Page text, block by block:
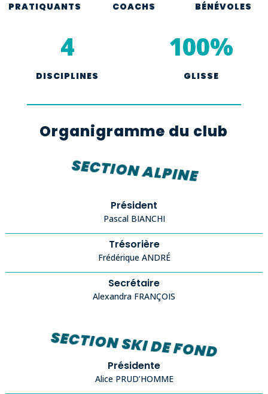
PRATIQUANTS COACHS BÉNÉVOLES
4
DISCIPLINES
100%
GLISSE
Organigramme du club
SECTION ALPINE
Président
Pascal BIANCHI
Trésorière
Frédérique ANDRÉ
Secrétaire
Alexandra FRANÇOIS
SECTION SKI DE FOND
Présidente
Alice PRUD’HOMME